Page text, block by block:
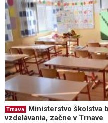
Trnava
Ministerstvo školstva
vzdelávania, začne v Trnave